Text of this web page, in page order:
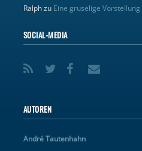
Ralphzu Eine gruselige Vorstellung
SOCIAL-MEDIA
AUTOREN
André Tautenhahn